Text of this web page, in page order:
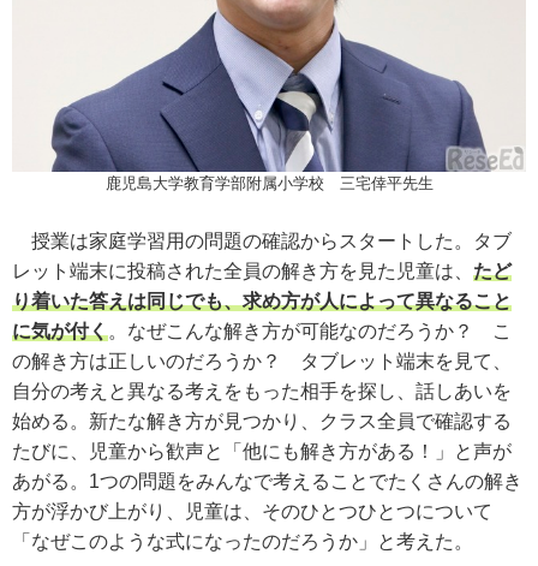
鹿児島大学教育学部附属小学校 三宅倖平先生
授業は家庭学習用の問題の確認からスタートした。タブ
レット端末に投稿された全員の解き方を見た児童は、 たど
り着いた答えは同じでも、求め方が人によって異なること
に気が付く。なぜこんな解き方が可能なのだろうか？ こ
の解き方は正しいのだろうか？ タブレット端末を見て、
自分の考えと異なる考えをもった相手を探し、話しあいを
始める。新たな解き方が見つかり、クラス全員で確認する
たびに、児童から歓声と「他にも解き方がある！」と声が
あがる。1つの問題をみんなで考えることでたくさんの解き
方が浮かび上がり、児童は、そのひとつひとつについて
「なぜこのような式になったのだろうか」と考えた。